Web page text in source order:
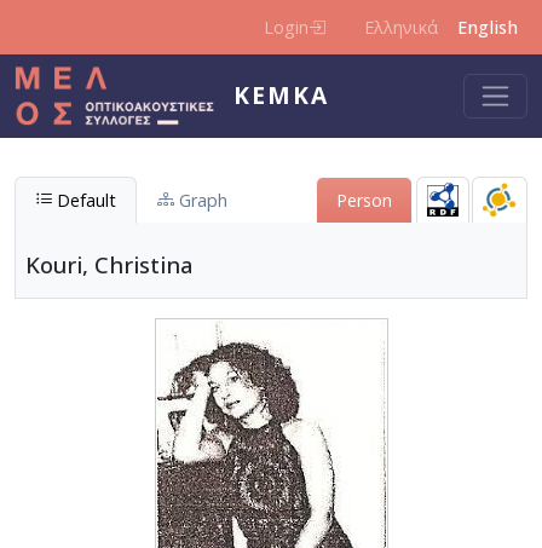
Login Ελληνικά English
KEMKA
Default Graph Person
Kouri, Christina